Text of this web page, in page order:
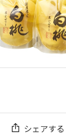
シェアする